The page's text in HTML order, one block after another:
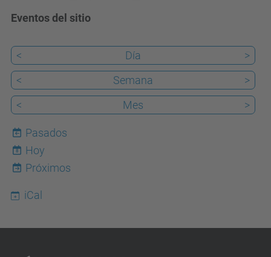
Eventos del sitio
< Día
>
<
Semana
>
<
Mes >
Pasados
8
Hoy
Próximos
iCal